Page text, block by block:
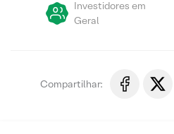
Investidores em
Geral
Compartilhar: